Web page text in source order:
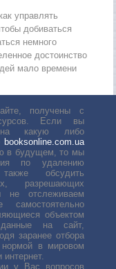
управлять
добиваться
немного
достоинство
мало времени
получены с
Если вы
на какую либо
booksonline.com.ua
в будущем, то мы
по удалению
обсудить
разрешающих
не отслеживаем
самостоятельно
объектом
на сайт,
заранее отбора
в мировом
у Вас вопросов